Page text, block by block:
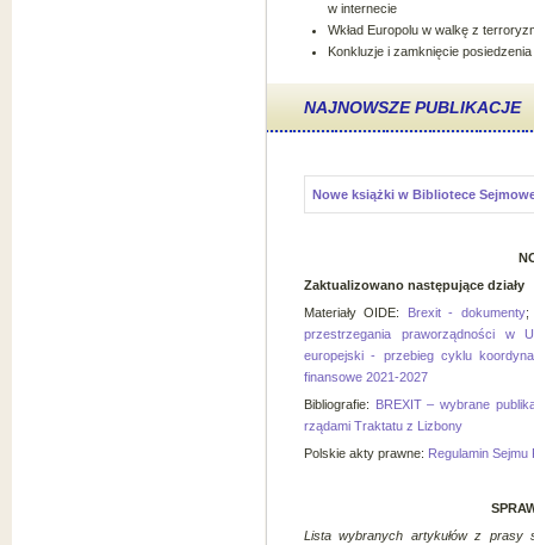
w internecie
Wkład Europolu w walkę z
Konkluzje i zamknięcie
NAJNOWSZE PUBLIKACJE
Nowe książki w Bibliotece
Zaktualizowano następujące działy
Materiały OIDE: Brexit - dokumenty
przestrzegania praworządności w
europejski - przebieg cyklu
finansowe 2021-2027
Bibliografie: BREXIT – wybrane
rządami Traktatu z Lizbony
Polskie akty prawne: Regulamin Sejmu
Lista wybranych artykułów z prasy